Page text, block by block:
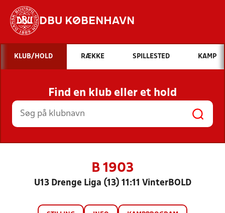
DBU KØBENHAVN
Hvad vil du søge efter?
INDHOLD OG NYHEDER
STILLINGER, RESULTATER, KLUBBER OG
HOLD
KLUB/HOLD RÆKKE SPILLESTED KAMP
Find en klub eller et hold
B 1903
U13 Drenge Liga (13) 11:11 VinterBOLD